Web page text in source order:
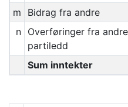
m Bidrag fra andre
n Overføringer fra andre
partiledd
Sum inntekter